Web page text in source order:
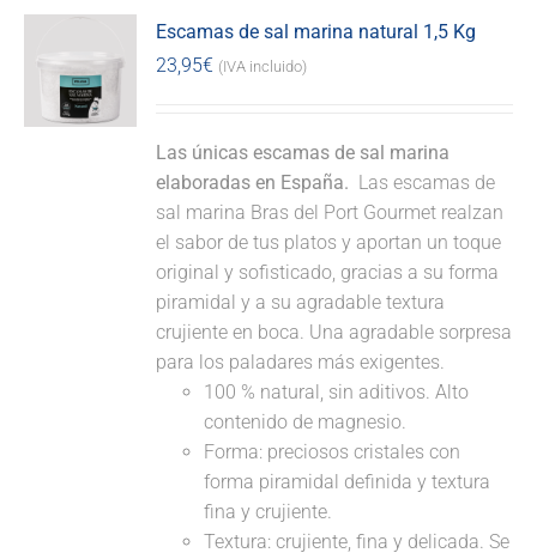
Escamas de sal marina natural 1,5 Kg
23,95€ (IVA incluido)
Las únicas escamas de sal marina
elaboradas en España. Las escamas de
sal marina Bras del Port Gourmet realzan
el sabor de tus platos y aportan un toque
original y sofisticado, gracias a su forma
piramidal y a su agradable textura
crujiente en boca. Una agradable sorpresa
para los paladares más exigentes.
100 % natural, sin aditivos. Alto
contenido de magnesio.
Forma: preciosos cristales con
forma piramidal definida y textura
fina y crujiente.
Textura: crujiente, fina y delicada. Se